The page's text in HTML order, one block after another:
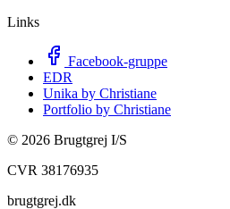
Links
Facebook-gruppe
EDR
Unika by Christiane
Portfolio by Christiane
© 2026 Brugtgrej I/S
CVR 38176935
brugtgrej.dk